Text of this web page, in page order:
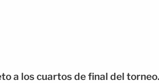
a los cuartos de final del